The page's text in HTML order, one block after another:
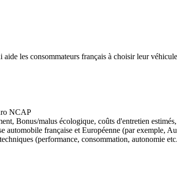
les consommateurs français à choisir leur
NCAP
Bonus/malus écologique, coûts d'entretien estimés,
automobile française et Européenne (par exemple,
(performance, consommation, autonomie